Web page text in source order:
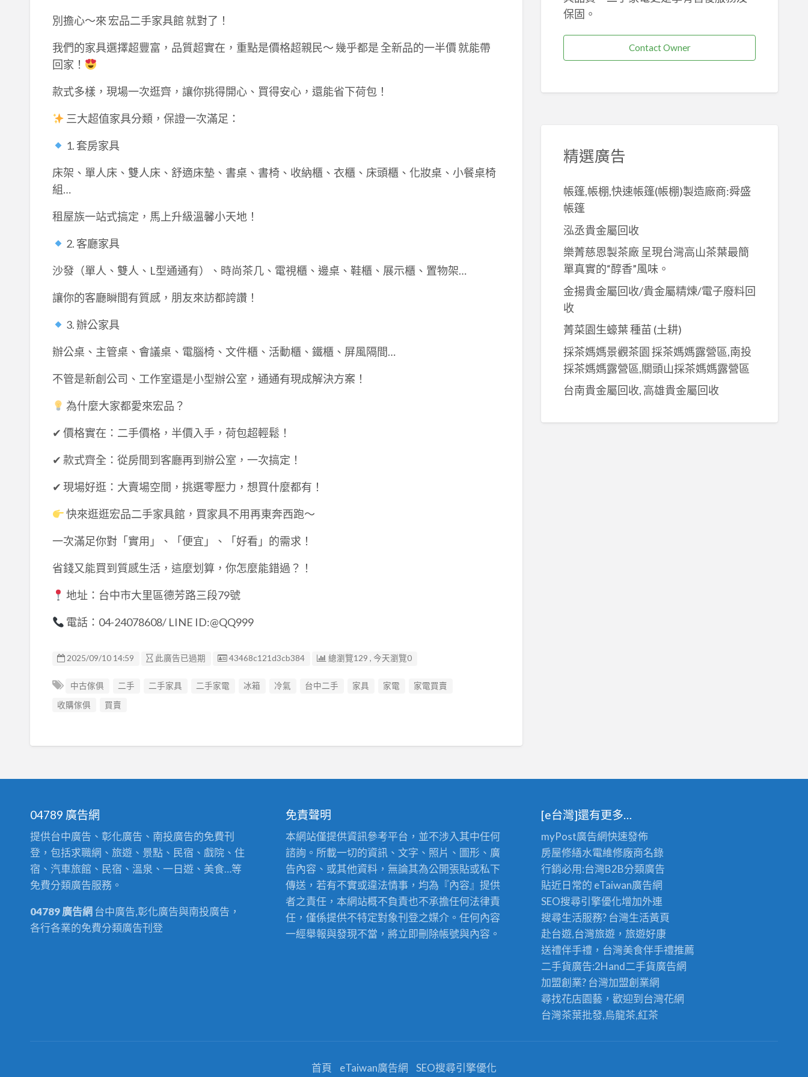
別擔心～來 宏品二手家具館 就對了！
我們的家具選擇超豐富，品質超實在，重點是價格超親民～ 幾乎都是 全新品的一半價 就能帶
回家！
款式多樣，現場一次逛齊，讓你挑得開心、買得安心，還能省下荷包！
三大超值家具分類，保證一次滿足：
1. 套房家具
床架、單人床、雙人床、舒適床墊、書桌、書椅、收納櫃、衣櫃、床頭櫃、化妝桌、小餐桌椅
組…
租屋族一站式搞定，馬上升級溫馨小天地！
2. 客廳家具
沙發（單人、雙人、L型通通有）、時尚茶几、電視櫃、邊桌、鞋櫃、展示櫃、置物架…
讓你的客廳瞬間有質感，朋友來訪都誇讚！
3. 辦公家具
辦公桌、主管桌、會議桌、電腦椅、文件櫃、活動櫃、鐵櫃、屏風隔間…
不管是新創公司、工作室還是小型辦公室，通通有現成解決方案！
為什麼大家都愛來宏品？
✔ 價格實在：二手價格，半價入手，荷包超輕鬆！
✔ 款式齊全：從房間到客廳再到辦公室，一次搞定！
✔ 現場好逛：大賣場空間，挑選零壓力，想買什麼都有！
快來逛逛宏品二手家具館，買家具不用再東奔西跑～
一次滿足你對「實用」、「便宜」、「好看」的需求！
省錢又能買到質感生活，這麼划算，你怎麼能錯過？！
地址：台中市大里區德芳路三段79號
電話：04-24078608/ LINE ID:@QQ999
2025/09/10 14:59 此廣告已過期 廣告编號
43468c121d3cb384 總瀏覽129 , 今天瀏覽0
中古傢俱 二手 二手家具 二手家電 冰箱 冷氣 台中二手 家具 家電
家電買賣
收購傢俱
買賣
保固。
Contact Owner
精選廣告
帳篷,帳棚,快速帳篷(帳棚)製造廠商:舜盛
帳篷
泓丞貴金屬回收
樂菁慈恩製茶廠 呈現台灣高山茶葉最簡
單真實的“醇香”風味。
金揚貴金屬回收/貴金屬精煉/電子廢料回
收
菁菜園生蠔葉 種苗 (土耕)
採茶媽媽景觀茶園 採茶媽媽露營區,南投
採茶媽媽露營區,關頭山採茶媽媽露營區
台南貴金屬回收, 高雄貴金屬回收
04789 廣告網
提供台中廣告、彰化廣告、南投廣告的免費刊
登，包括求職網、旅遊、景點、民宿、戲院、住
宿、汽車旅館、民宿、溫泉、一日遊、美食…等
免費分類廣告服務。
04789 廣告網 台中廣告,彰化廣告與南投廣告，
各行各業的免費分類廣告刊登
免責聲明
本網站僅提供資訊參考平台，並不涉入其中任何
諮詢。所載一切的資訊、文字、照片、圖形、廣
告內容、或其他資料，無論其為公開張貼或私下
傳送，若有不實或違法情事，均為『內容』提供
者之責任，本網站概不負責也不承擔任何法律責
任，僅係提供不特定對象刊登之媒介。任何內容
一經舉報與發現不當，將立即刪除帳號與內容。
[e台灣]還有更多…
myPost廣告網快速發佈
房屋修繕水電維修廠商名錄
行銷必用:台灣B2B分類廣告
貼近日常的 eTaiwan廣告網
SEO搜尋引擎優化增加外連
搜尋生活服務? 台灣生活黃頁
赴台遊,台灣旅遊 ，旅遊好康
送禮伴手禮，台灣美食伴手禮推薦
二手貨廣告:2Hand二手貨廣告網
加盟創業? 台灣加盟創業網
尋找花店園藝，歡迎到 台灣花網
台灣茶葉批發,烏龍茶,紅茶
首頁 eTaiwan廣告網 SEO搜尋引擎優化